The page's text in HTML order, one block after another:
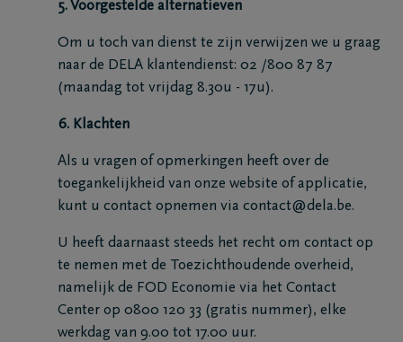
5. Voorgestelde alternatieven
Om u toch van dienst te zijn verwijzen we u graag
naar de DELA klantendienst: 02 /800 87 87
(maandag tot vrijdag 8.30u - 17u).
6. Klachten
Als u vragen of opmerkingen heeft over de
toegankelijkheid van onze website of applicatie,
kunt u contact opnemen via contact@dela.be.
U heeft daarnaast steeds het recht om contact op
te nemen met de Toezichthoudende overheid,
namelijk de FOD Economie via het Contact
Center op 0800 120 33 (gratis nummer), elke
werkdag van 9.00 tot 17.00 uur.